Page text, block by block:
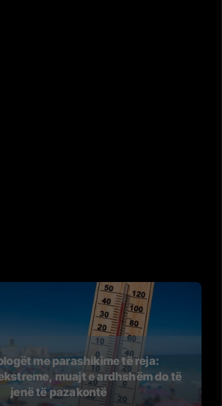
me parashikime të reja:
muajt e ardhshëm do të
jenë të pazakontë